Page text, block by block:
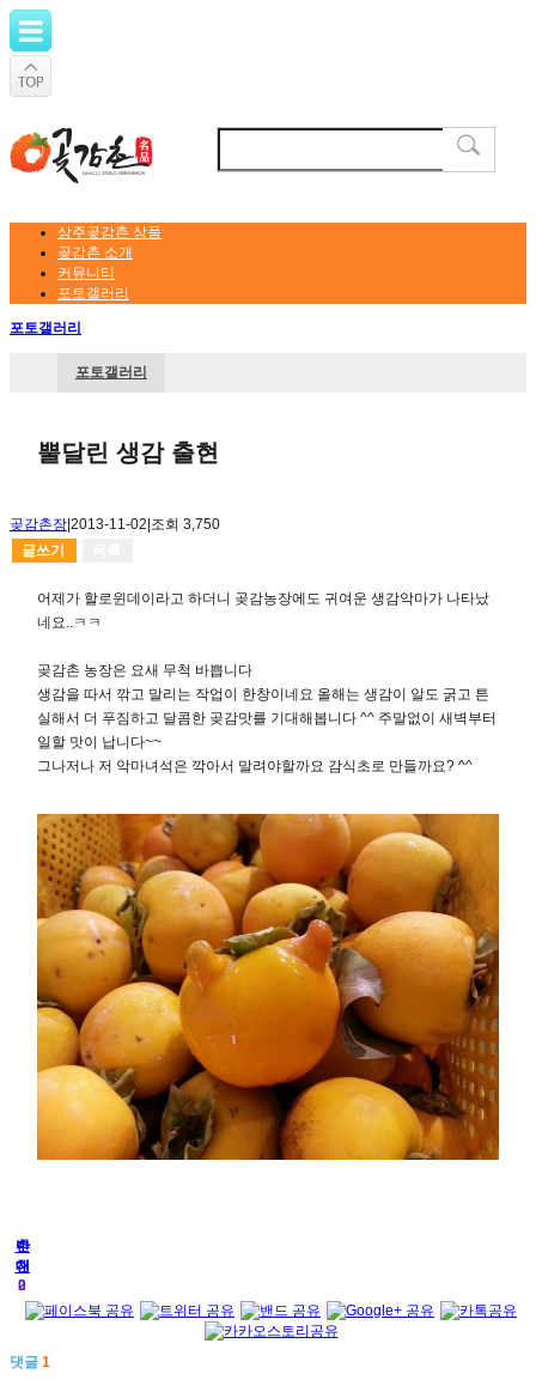
상주곶감촌 상품
곶감촌 소개
커뮤니티
포토갤러리
포토갤러리
포토갤러리
뿔달린 생감 출현
곶감촌장|2013-11-02|조회 3,750
글쓰기
어제가 할로윈데이라고 하더니 곶감농장에도 귀여운 생감악마가 나타났
네요..ㅋㅋ
곶감촌 농장은 요새 무척 바쁩니다
생감을 따서 깎고 말리는 작업이 한창이네요 올해는 생감이 알도 굵고 튼
실해서 더 푸짐하고 달콤한 곶감맛를 기대해봅니다 ^^ 주말없이 새벽부터
일할 맛이 납니다~~
그나저나 저 악마녀석은 깍아서 말려야할까요 감식초로 만들까요? ^^
추
천
2
반
대
0
댓글 1